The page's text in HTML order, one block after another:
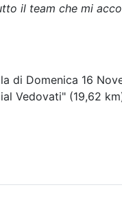
il team che mi
di Domenica 16
Vedovati" (19,62